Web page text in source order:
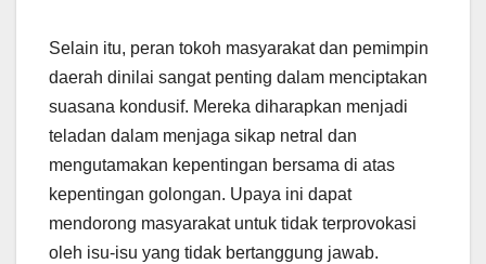
Selain itu, peran tokoh masyarakat dan pemimpin
daerah dinilai sangat penting dalam menciptakan
suasana kondusif. Mereka diharapkan menjadi
teladan dalam menjaga sikap netral dan
mengutamakan kepentingan bersama di atas
kepentingan golongan. Upaya ini dapat
mendorong masyarakat untuk tidak terprovokasi
oleh isu-isu yang tidak bertanggung jawab.